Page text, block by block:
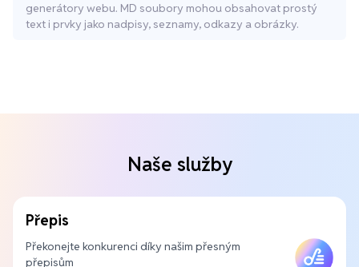
generátory webu. MD soubory mohou obsahovat prostý
text i prvky jako nadpisy, seznamy, odkazy a obrázky.
Naše služby
Přepis
Překonejte konkurenci díky našim přesným
přepisům